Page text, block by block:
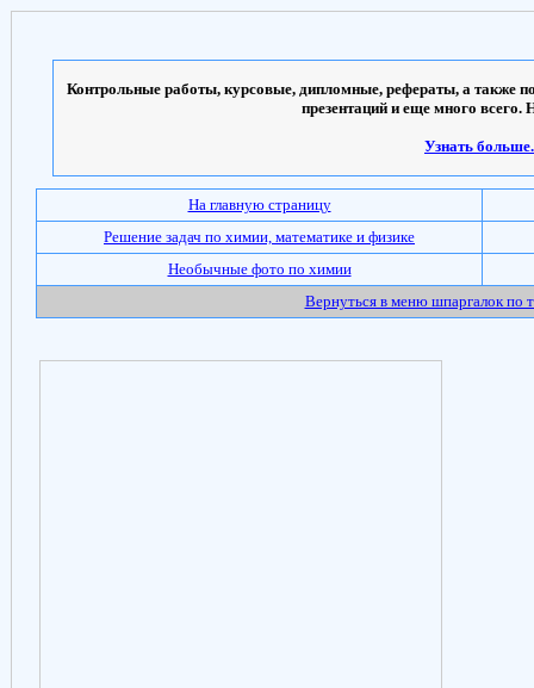
Контрольные работы, курсовые, дипломные, рефераты, а также
презентаций и еще много всего.
Узнать
На главную страницу
Решение задач по химии, математике и физике
Необычные фото по химии
Вернуться в меню шпаргалок по